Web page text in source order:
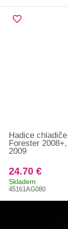
Hadice
Forester
2009
24.70 €
Skladem
45161AG080